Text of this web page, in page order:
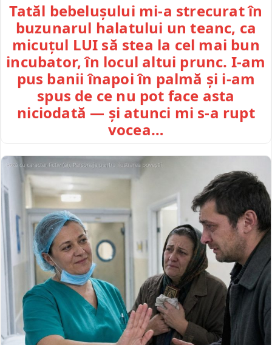
Tatăl bebelușului mi-a strecurat în
buzunarul halatului un teanc, ca
micuțul LUI să stea la cel mai bun
incubator, în locul altui prunc. I-am
pus banii înapoi în palmă și i-am
spus de ce nu pot face asta
niciodată — și atunci mi s-a rupt
vocea…